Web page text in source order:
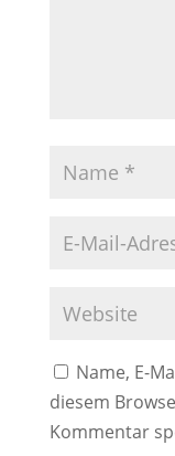
Name, E-
diesem
Kommentar